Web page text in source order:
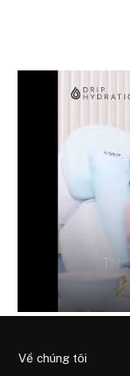
Về chúng tôi